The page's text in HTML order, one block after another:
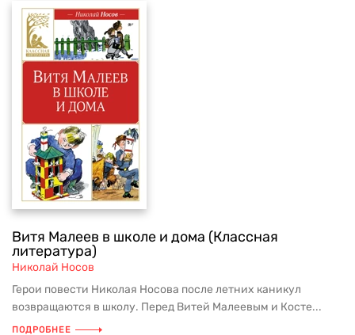
Витя Малеев в школе и дома (Классная
литература)
Николай Носов
Герои повести Николая Носова после летних каникул
возвращаются в школу. Перед Витей Малеевым и Косте...
ПОДРОБНЕЕ